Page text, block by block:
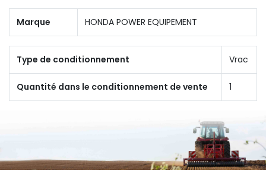
Marque HONDA POWER EQUIPEMENT
Type de conditionnement Vrac
Quantité dans le conditionnement de vente 1